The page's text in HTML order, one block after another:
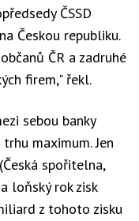
ČSSD
Českou republiku.
ČR a zadruhé
firem," řekl.
sebou banky
maximum. Jen
spořitelna,
loňský rok zisk
z tohoto zisku